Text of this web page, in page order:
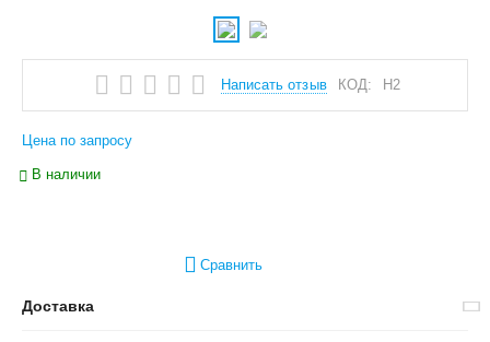
Написать отзыв КОД: H2
Цена по запросу
В наличии
Сравнить
Доставка